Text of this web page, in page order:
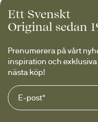
Ett Svenskt
Original sedan
Prenumerera på vårt
inspiration och
nästa köp!